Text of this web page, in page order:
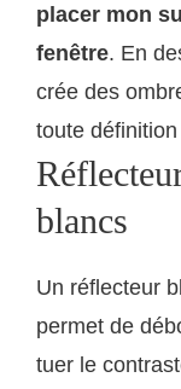
placer mon
fenêtre. En
crée des
toute
blancs
Un réflecteur
permet de
tuer le